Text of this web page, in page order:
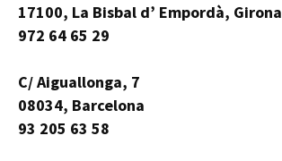
17100, La Bisbal d’ Empordà, Girona
972 64 65 29
C/ Aiguallonga, 7
08034, Barcelona
93 205 63 58